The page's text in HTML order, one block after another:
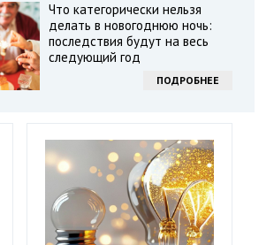
Что категорически нельзя
делать в новогоднюю ночь:
последствия будут на весь
следующий год
ПОДРОБНЕЕ